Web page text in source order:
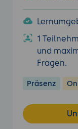
1
und
Fragen.
Präsenz